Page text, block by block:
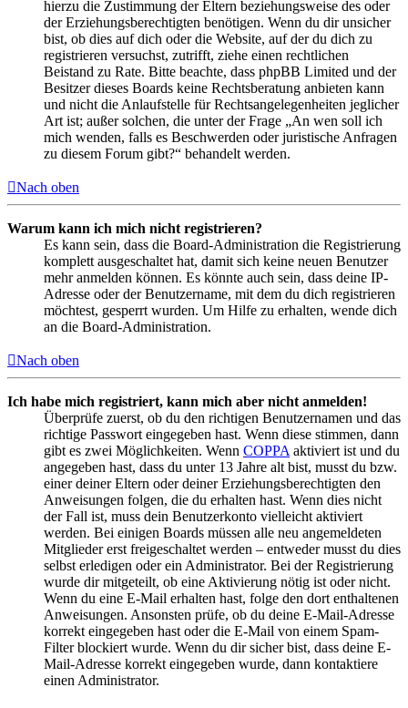
hierzu die Zustimmung der Eltern beziehungsweise des oder
der Erziehungsberechtigten benötigen. Wenn du dir unsicher
bist, ob dies auf dich oder die Website, auf der du dich zu
registrieren versuchst, zutrifft, ziehe einen rechtlichen
Beistand zu Rate. Bitte beachte, dass phpBB Limited und der
Besitzer dieses Boards keine Rechtsberatung anbieten kann
und nicht die Anlaufstelle für Rechtsangelegenheiten jeglicher
Art ist; außer solchen, die unter der Frage „An wen soll ich
mich wenden, falls es Beschwerden oder juristische Anfragen
zu diesem Forum gibt?“ behandelt werden.
Nach oben
Warum kann ich mich nicht registrieren?
Es kann sein, dass die Board-Administration die Registrierung
komplett ausgeschaltet hat, damit sich keine neuen Benutzer
mehr anmelden können. Es könnte auch sein, dass deine IP-
Adresse oder der Benutzername, mit dem du dich registrieren
möchtest, gesperrt wurden. Um Hilfe zu erhalten, wende dich
an die Board-Administration.
Nach oben
Ich habe mich registriert, kann mich aber nicht anmelden!
Überprüfe zuerst, ob du den richtigen Benutzernamen und das
richtige Passwort eingegeben hast. Wenn diese stimmen, dann
gibt es zwei Möglichkeiten. Wenn COPPA aktiviert ist und du
angegeben hast, dass du unter 13 Jahre alt bist, musst du bzw.
einer deiner Eltern oder deiner Erziehungsberechtigten den
Anweisungen folgen, die du erhalten hast. Wenn dies nicht
der Fall ist, muss dein Benutzerkonto vielleicht aktiviert
werden. Bei einigen Boards müssen alle neu angemeldeten
Mitglieder erst freigeschaltet werden – entweder musst du dies
selbst erledigen oder ein Administrator. Bei der Registrierung
wurde dir mitgeteilt, ob eine Aktivierung nötig ist oder nicht.
Wenn du eine E-Mail erhalten hast, folge den dort enthaltenen
Anweisungen. Ansonsten prüfe, ob du deine E-Mail-Adresse
korrekt eingegeben hast oder die E-Mail von einem Spam-
Filter blockiert wurde. Wenn du dir sicher bist, dass deine E-
Mail-Adresse korrekt eingegeben wurde, dann kontaktiere
einen Administrator.